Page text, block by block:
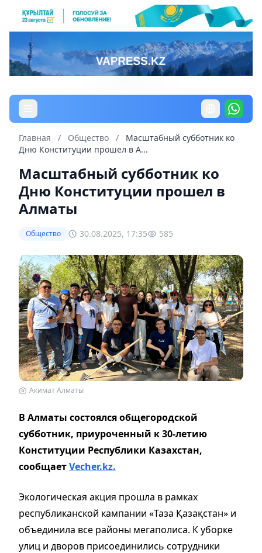
Главная / Общество /
Масштабный субботник ко
Дню Конституции прошел в А...
Масштабный субботник ко
Дню Конституции прошел в
Алматы
Общество 30.08.2025, 17:35 585
Акимат Алматы
В Алматы состоялся общегородской
субботник, приуроченный к 30-летию
Конституции Республики Казахстан,
сообщаетVecher.kz.
Экологическая акция прошла в рамках
республиканской кампании «Таза Қазақстан» и
объединила все районы мегаполиса. К уборке
улиц и дворов присоединились сотрудники